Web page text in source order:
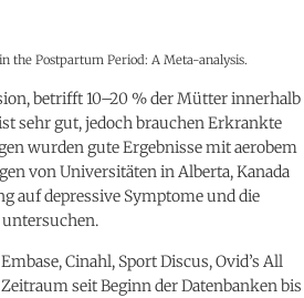
the Postpartum Period: A Meta-analysis.
betrifft 10–20 % der Mütter innerhalb
sehr gut, jedoch brauchen Erkrankte
wurden gute Ergebnisse mit aerobem
von Universitäten in Alberta, Kanada
auf depressive Symptome und die
Cinahl, Sport Discus, Ovid’s All
seit Beginn der Datenbanken bis